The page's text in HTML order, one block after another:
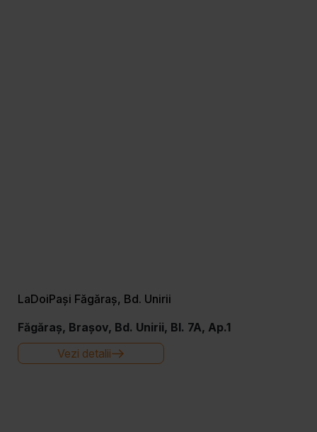
LaDoiPași Făgăraș, Bd. Unirii
Făgăraș, Brașov, Bd. Unirii, Bl. 7A, Ap.1
Vezi detalii